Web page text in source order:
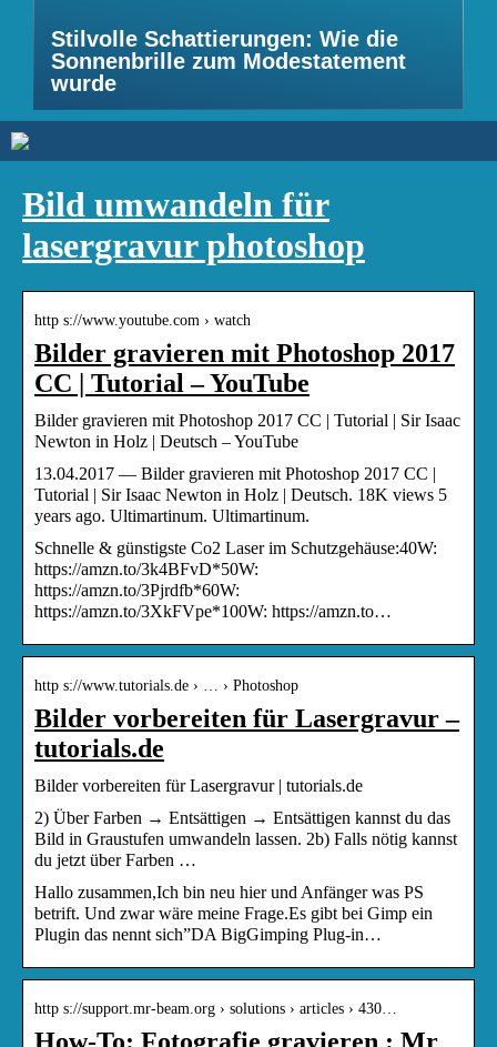
Stilvolle Schattierungen: Wie die
Sonnenbrille zum Modestatement
wurde
Bild umwandeln für
lasergravur photoshop
http s://www.youtube.com › watch
Bilder gravieren mit Photoshop 2017
CC | Tutorial – YouTube
Bilder gravieren mit Photoshop 2017 CC | Tutorial | Sir Isaac
Newton in Holz | Deutsch – YouTube
13.04.2017 — Bilder gravieren mit Photoshop 2017 CC |
Tutorial | Sir Isaac Newton in Holz | Deutsch. 18K views 5
years ago. Ultimartinum. Ultimartinum.
Schnelle & günstigste Co2 Laser im Schutzgehäuse:40W:
https://amzn.to/3k4BFvD*50W:
https://amzn.to/3Pjrdfb*60W:
https://amzn.to/3XkFVpe*100W: https://amzn.to…
http s://www.tutorials.de › … › Photoshop
Bilder vorbereiten für Lasergravur –
tutorials.de
Bilder vorbereiten für Lasergravur | tutorials.de
2) Über Farben → Entsättigen → Entsättigen kannst du das
Bild in Graustufen umwandeln lassen. 2b) Falls nötig kannst
du jetzt über Farben …
Hallo zusammen,Ich bin neu hier und Anfänger was PS
betrift. Und zwar wäre meine Frage.Es gibt bei Gimp ein
Plugin das nennt sich”DA BigGimping Plug-in…
http s://support.mr-beam.org › solutions › articles › 430…